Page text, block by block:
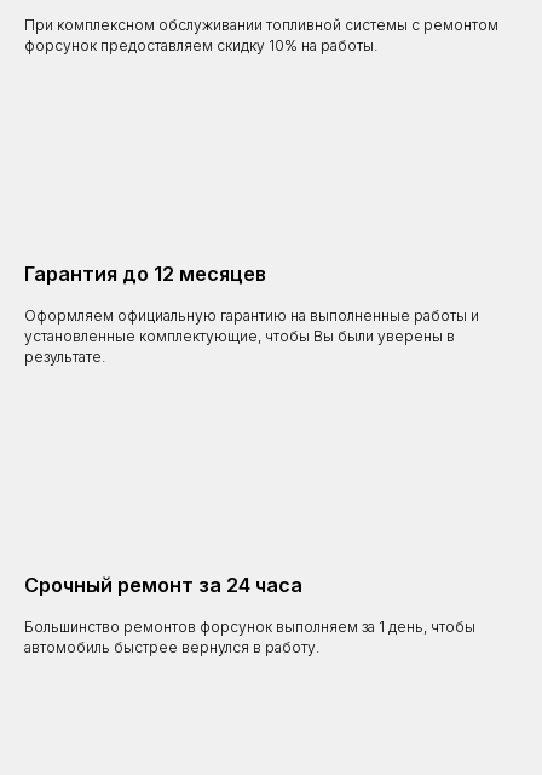
При комплексном обслуживании топливной системы с ремонтом
форсунок предоставляем скидку 10% на работы.
Гарантия до 12 месяцев
Оформляем официальную гарантию на выполненные работы и
установленные комплектующие, чтобы Вы были уверены в
результате.
Срочный ремонт за 24 часа
Большинство ремонтов форсунок выполняем за 1 день, чтобы
автомобиль быстрее вернулся в работу.